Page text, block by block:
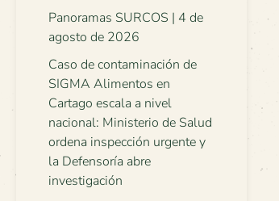
Panoramas SURCOS | 4 de
agosto de 2026
Caso de contaminación de
SIGMA Alimentos en
Cartago escala a nivel
nacional: Ministerio de Salud
ordena inspección urgente y
la Defensoría abre
investigación